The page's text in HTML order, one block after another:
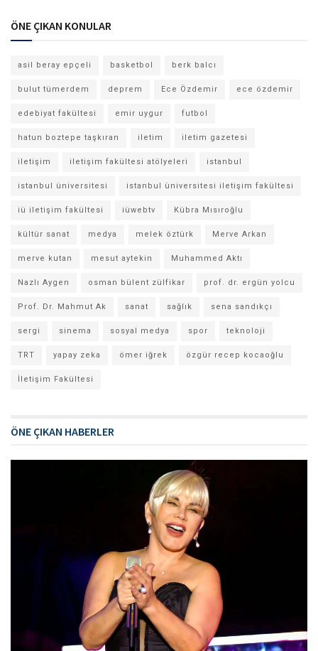
ÖNE ÇIKAN KONULAR
asil beray epçeli basketbol berk balcı
bulut tümerdem deprem Ece Özdemir ece özdemir
edebiyat fakültesi emir uygur futbol
hatun boztepe taşkıran iletim iletim gazetesi
iletişim iletişim fakültesi atölyeleri istanbul
istanbul üniversitesi istanbul üniversitesi iletişim fakültesi
iü iletişim fakültesi iüwebtv Kübra Mısıroğlu
kültür sanat medya melek öztürk Merve Arkan
merve kutan mesut aytekin Muhammed Aktı
Nazlı Aygen osman bülent zülfikar prof. dr. ergün yolcu
Prof. Dr. Mahmut Ak sanat sağlık sena sandıkçı
sergi sinema sosyal medya spor teknoloji
TRT yapay zeka ömer iğrek özgür recep kocaoğlu
İletişim Fakültesi
ÖNE ÇIKAN HABERLER